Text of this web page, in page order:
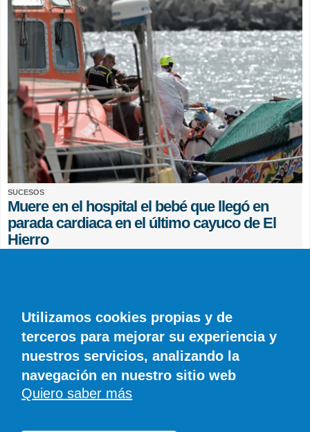
SUCESOS
Muere en el hospital el bebé que llegó en
parada cardiaca en el último cayuco de El
Hierro
© SIROCO INFORMACIÓN SL | Tel. 828 081 655 | Móvil y WhatsApp 606 845
886 |info@diariodelanzarote.com
Utilizamos cookies propias y de
terceros para mejorar su experiencia y
nuestros servicios, analizando la
navegación en nuestro sitio web
Quiero saber más